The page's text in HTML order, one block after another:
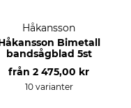
Håkansson
Bimetall
bandsågblad 5st
från 2 475,00 kr
10 varianter